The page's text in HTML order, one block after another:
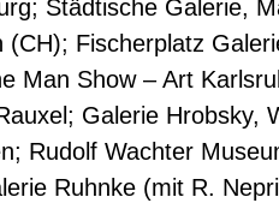
Städtische Galerie,
(CH); Fischerplatz
Man Show – Art
Galerie Hrobsky,
Rudolf Wachter
Ruhnke (mit R.